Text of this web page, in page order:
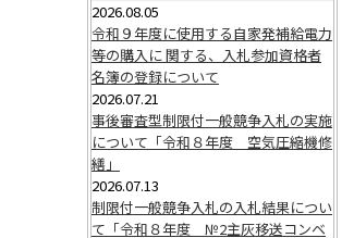
2026.08.05
令和９年度に使用する自家発補給電力
等の購入に 関する、入札参加資格者
名簿の登録について
2026.07.21
事後審査型制限付一般競争入札の実施
について「令和８年度 空気圧縮機修
繕」
2026.07.13
制限付一般競争入札の入札結果につい
て「令和８年度 №2主灰移送コンベ